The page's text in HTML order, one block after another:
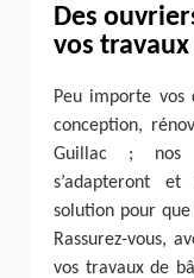
Des
vos
Peu importe vos
conception,
Guillac ; nos
s’adapteront
solution pour
Rassurez-vous,
vos travaux de